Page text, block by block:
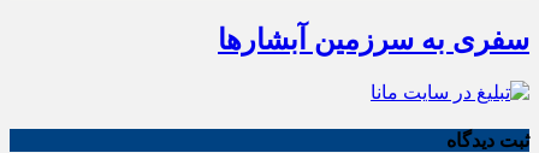
سفری به سرزمین آبشارها
ثبت دیدگاه